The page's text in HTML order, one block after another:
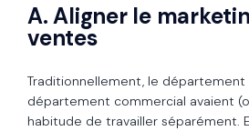
A. Aligner le
ventes
Traditionnellement, le
département commercial avaient
habitude de travailler séparément.